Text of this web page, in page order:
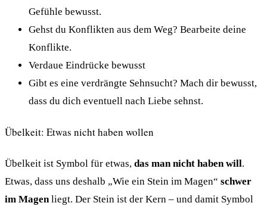
Gefühle bewusst.
Gehst du Konflikten aus dem Weg? Bearbeite deine
Konflikte.
Verdaue Eindrücke bewusst
Gibt es eine verdrängte Sehnsucht? Mach dir bewusst,
dass du dich eventuell nach Liebe sehnst.
Übelkeit: Etwas nicht haben wollen
Übelkeit ist Symbol für etwas, das man nicht haben will.
Etwas, dass uns deshalb „Wie ein Stein im Magen“ schwer
im Magenliegt. Der Stein ist der Kern – und damit Symbol